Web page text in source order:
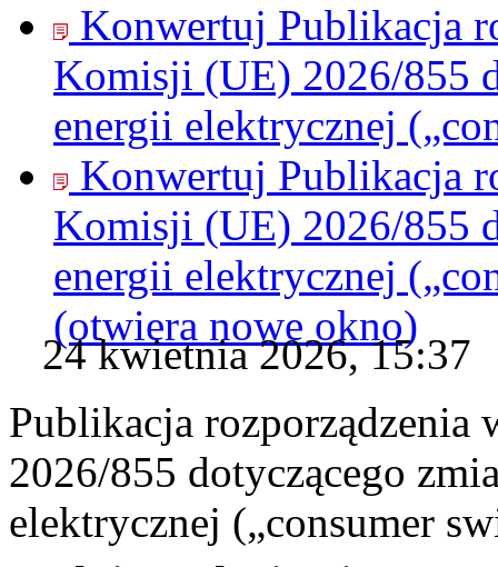
Konwertuj Publikacja
Komisji (UE) 2026/855
energii elektrycznej
Konwertuj Publikacja
Komisji (UE) 2026/855
energii elektrycznej
(otwiera nowe okno)
24 kwietnia 2026, 15:37
Publikacja
2026/855 dotyczącego
elektrycznej („consumer